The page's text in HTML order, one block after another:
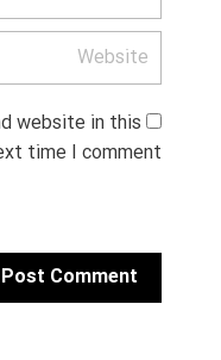
website in this
time I comment.